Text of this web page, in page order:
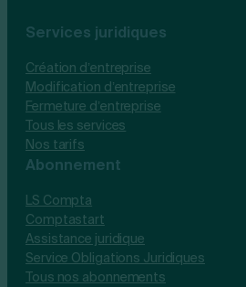
Services juridiques
Création d’entreprise
Modification d’entreprise
Fermeture d’entreprise
Tous les services
Nos tarifs
Abonnement
LS Compta
Comptastart
Assistance juridique
Service Obligations Juridiques
Tous nos abonnements